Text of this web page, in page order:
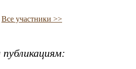
Все участники >>